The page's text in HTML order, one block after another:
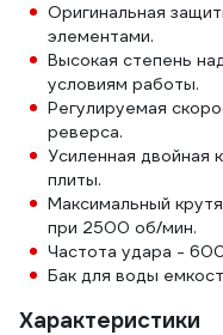
Оригинальная
элементами.
Высокая степень
условиям работы.
Регулируемая
реверса.
Усиленная двойная
плиты.
Максимальный
при 2500 об/мин.
Частота удара -
Бак для воды
Характеристики